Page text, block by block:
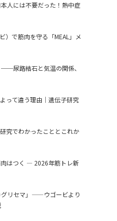
人には不要だった！熱中症
）で筋肉を守る「MEAL」メ
尿路結石と気温の関係、
って違う理由｜遺伝子研究
究でわかったこととこれか
はつく ― 2026年筋トレ新
グリセマ」——ウゴービより